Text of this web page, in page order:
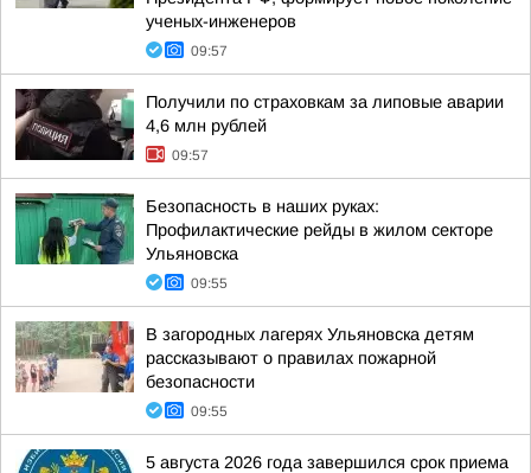
ученых-инженеров
09:57
Получили по страховкам за липовые аварии
4,6 млн рублей
09:57
Безопасность в наших руках:
Профилактические рейды в жилом секторе
Ульяновска
09:55
В загородных лагерях Ульяновска детям
рассказывают о правилах пожарной
безопасности
09:55
5 августа 2026 года завершился срок приема